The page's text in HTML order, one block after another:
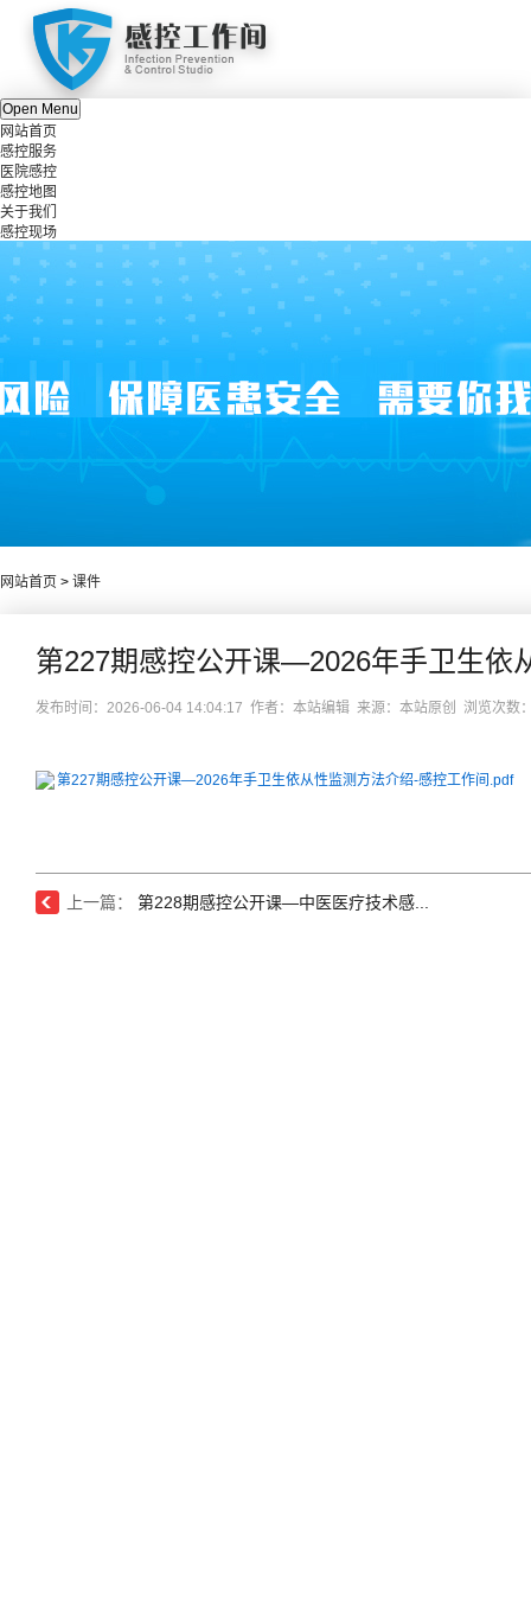
Open Menu
网站首页
感控服务
医院感控
感控地图
关于我们
感控现场
网站首页 > 课件
第227期感控公开课—2026年手卫生依
发布时间：2026-06-04 14:04:17 作者：本站编辑 来源：本站原创 浏览次数
第227期感控公开课—2026年手卫生依从性监测方法介绍-感控工作间.pdf
上一篇： 第228期感控公开课—中医医疗技术感...